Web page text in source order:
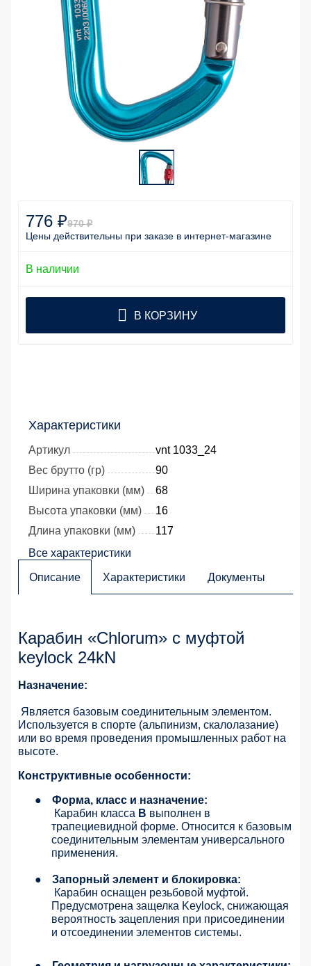
Характеристики
Артикул
vnt 1033_24
Вес брутто (гр)
90
Ширина упаковки (мм)
68
Высота упаковки (мм)
16
Длина упаковки (мм)
117
Все характеристики
776 ₽970 ₽
Цены действительны при заказе в интернет-магазине
В наличии
В КОРЗИНУ
Описание Характеристики Документы
Карабин «Chlorum» с муфтой
keylock 24kN
Назначение:
Является базовым соединительным элементом.
Используется в спорте (альпинизм, скалолазание)
или во время проведения промышленных работ на
высоте.
Конструктивные особенности:
●
Форма, класс и назначение:
Карабин класса В выполнен в
трапециевидной форме. Относится к базовым
соединительным элементам универсального
применения.
●
Запорный элемент и блокировка:
Карабин оснащен резьбовой муфтой.
Предусмотрена защелка Keylock, снижающая
вероятность зацепления при присоединении
и отсоединении элементов системы.